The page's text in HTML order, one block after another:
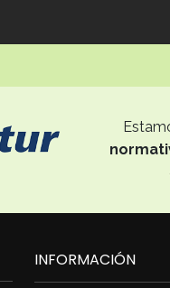
INFORMACIÓN